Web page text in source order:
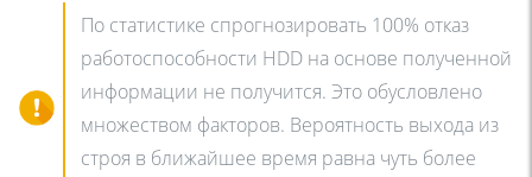
По статистике спрогнозировать 100% отказ
работоспособности HDD на основе полученной
информации не получится. Это обусловлено
множеством факторов. Вероятность выхода из
строя в ближайшее время равна чуть более